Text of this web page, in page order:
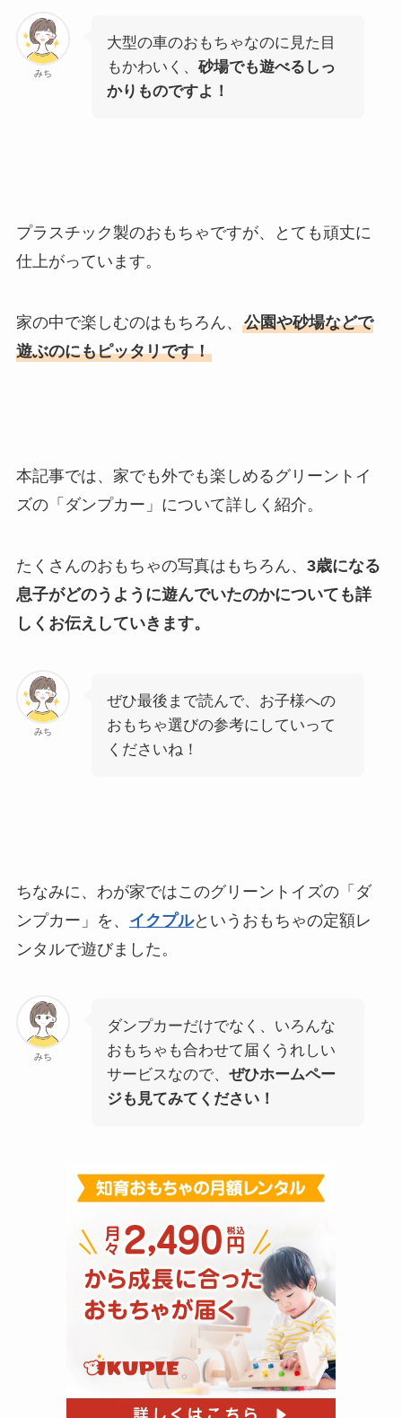
みち
大型の車のおもちゃなのに見た目
もかわいく、 砂場でも遊べるしっ
かりものですよ！
プラスチック製のおもちゃですが、とても頑丈に
仕上がっています。
家の中で楽しむのはもちろん、 公園や砂場などで
遊ぶのにもピッタリです！
本記事では、家でも外でも楽しめるグリーントイ
ズの「ダンプカー」について詳しく紹介。
たくさんのおもちゃの写真はもちろん、 3歳になる
息子がどのうように遊んでいたのかについても詳
しくお伝えしていきます。
みち
ぜひ最後まで読んで、お子様への
おもちゃ選びの参考にしていって
くださいね！
ちなみに、わが家ではこのグリーントイズの「ダ
ンプカー」を、 イクプルというおもちゃの定額レ
ンタルで遊びました。
みち
ダンプカーだけでなく、いろんな
おもちゃも合わせて届くうれしい
サービスなので、 ぜひホームペー
ジも見てみてください！